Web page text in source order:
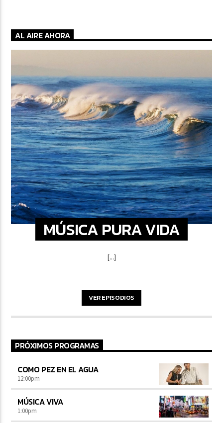
AL AIRE AHORA
MÚSICA PURA VIDA
[...]
VER EPISODIOS
PRÓXIMOS PROGRAMAS
COMO PEZ EN EL AGUA
12:00pm
MÚSICA VIVA
1:00pm